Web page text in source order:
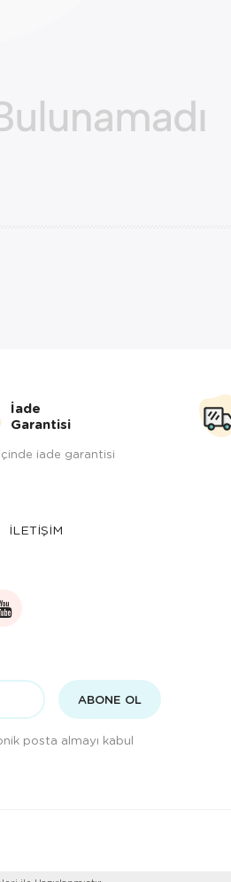
İade
Garantisi
iade garantisi
İLETİŞİM
ABONE OL
posta almayı kabul